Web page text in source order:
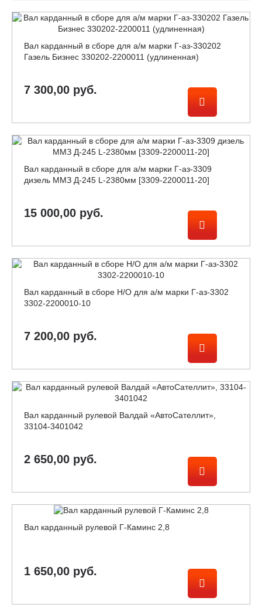
Вал карданный в сборе для а/м марки Г-аз-330202
Газель Бизнес 330202-2200011 (удлиненная)
7 300,00 руб.
Вал карданный в сборе для а/м марки Г-аз-3309
дизель ММЗ Д-245 L-2380мм [3309-2200011-20]
15 000,00 руб.
Вал карданный в сборе Н/О для а/м марки Г-аз-3302
3302-2200010-10
7 200,00 руб.
Вал карданный рулевой Валдай «АвтоСателлит»,
33104-3401042
2 650,00 руб.
Вал карданный рулевой Г-Каминс 2,8
1 650,00 руб.